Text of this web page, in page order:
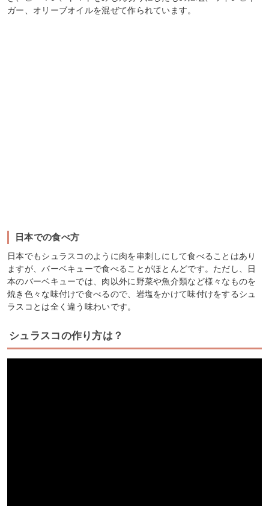
ガー、オリーブオイルを混ぜて作られています。
日本での食べ方
日本でもシュラスコのように肉を串刺しにして食べることはあり
ますが、バーベキューで食べることがほとんどです。ただし、日
本のバーベキューでは、肉以外に野菜や魚介類など様々なものを
焼き色々な味付けで食べるので、岩塩をかけて味付けをするシュ
ラスコとは全く違う味わいです。
シュラスコの作り方は？